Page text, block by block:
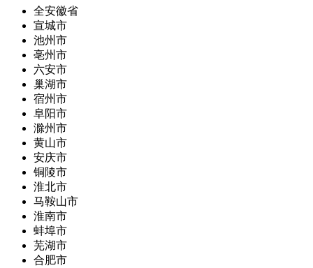
全安徽省
宣城市
池州市
亳州市
六安市
巢湖市
宿州市
阜阳市
滁州市
黄山市
安庆市
铜陵市
淮北市
马鞍山市
淮南市
蚌埠市
芜湖市
合肥市